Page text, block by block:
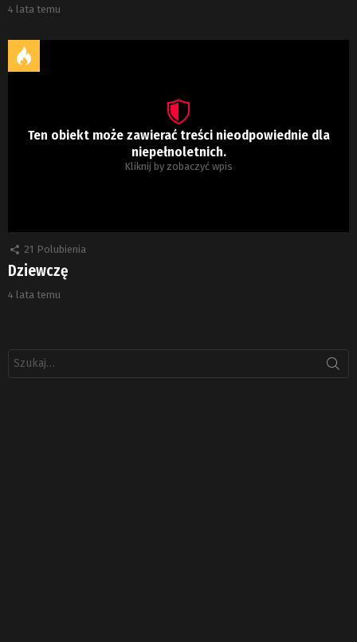
4 lata temu
Ten obiekt może zawierać treści nieodpowiednie dla
niepełnoletnich.
Kliknij by zobaczyć wpis
21 Polubienia
Dziewczę
4 lata temu